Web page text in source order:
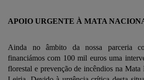
APOIO URGENTE À MATA
Ainda no âmbito da nossa parceria
financiámos com 100 mil euros uma
florestal e prevenção de incêndios na